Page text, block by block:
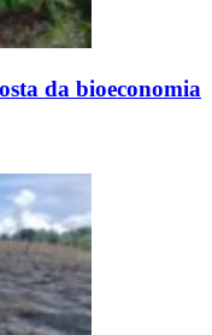
da bioeconomia